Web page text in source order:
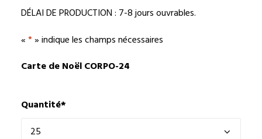
DÉLAI DE PRODUCTION : 7-8 jours ouvrables.
«*» indique les champs nécessaires
Carte de Noël CORPO-24
Quantité*